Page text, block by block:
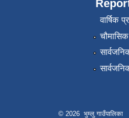
वार्षिक
© 2026 भुम्लु गाउँपालिका